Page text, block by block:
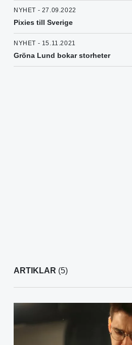
NYHET - 27.09.2022
Pixies till Sverige
NYHET - 15.11.2021
Gröna Lund bokar storheter
ARTIKLAR (5)